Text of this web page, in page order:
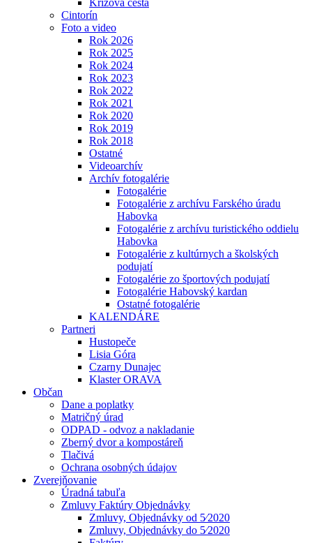
Krížová cesta
Cintorín
Foto a video
Rok 2026
Rok 2025
Rok 2024
Rok 2023
Rok 2022
Rok 2021
Rok 2020
Rok 2019
Rok 2018
Ostatné
Videoarchív
Archív fotogalérie
Fotogalérie
Fotogalérie z archívu Farského úradu
Habovka
Fotogalérie z archívu turistického oddielu
Habovka
Fotogalérie z kultúrnych a školských
podujatí
Fotogalérie zo športových podujatí
Fotogalérie Habovský kardan
Ostatné fotogalérie
KALENDÁRE
Partneri
Hustopeče
Lisia Góra
Czarny Dunajec
Klaster ORAVA
Občan
Dane a poplatky
Matričný úrad
ODPAD - odvoz a nakladanie
Zberný dvor a kompostáreň
Tlačivá
Ochrana osobných údajov
Zverejňovanie
Úradná tabuľa
Zmluvy Faktúry Objednávky
Zmluvy, Objednávky od 5⁄2020
Zmluvy, Objednávky do 5⁄2020